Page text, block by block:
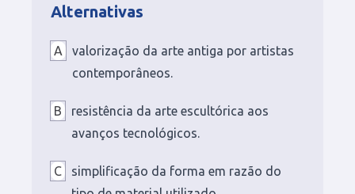
Alternativas
A
valorização da arte antiga por artistas
contemporâneos.
B
resistência da arte escultórica aos
avanços tecnológicos.
C
simplificação da forma em razão do